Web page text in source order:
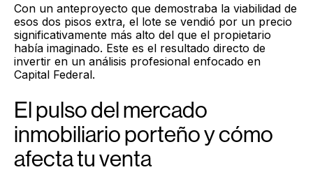
Con un anteproyecto que demostraba la viabilidad de
esos dos pisos extra, el lote se vendió por un precio
significativamente más alto del que el propietario
había imaginado. Este es el resultado directo de
invertir en un análisis profesional enfocado en
Capital Federal.
El pulso del mercado
inmobiliario porteño y cómo
afecta tu venta